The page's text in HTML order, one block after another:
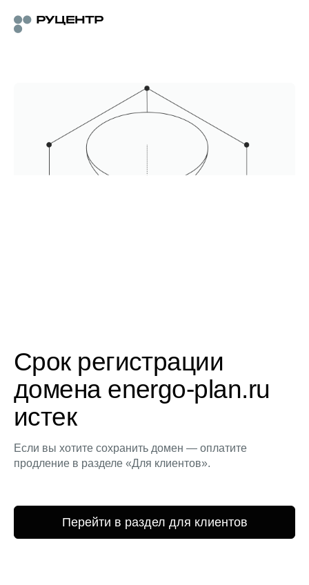
Срок регистрации
домена energo-plan.ru
истек
Если вы хотите сохранить домен — оплатите
продление в разделе «Для клиентов».
Перейти в раздел для клиентов